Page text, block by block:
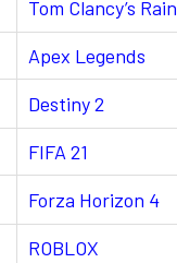
Tom Clancy’s
Apex Legends
Destiny 2
FIFA 21
Forza Horizon 4
ROBLOX